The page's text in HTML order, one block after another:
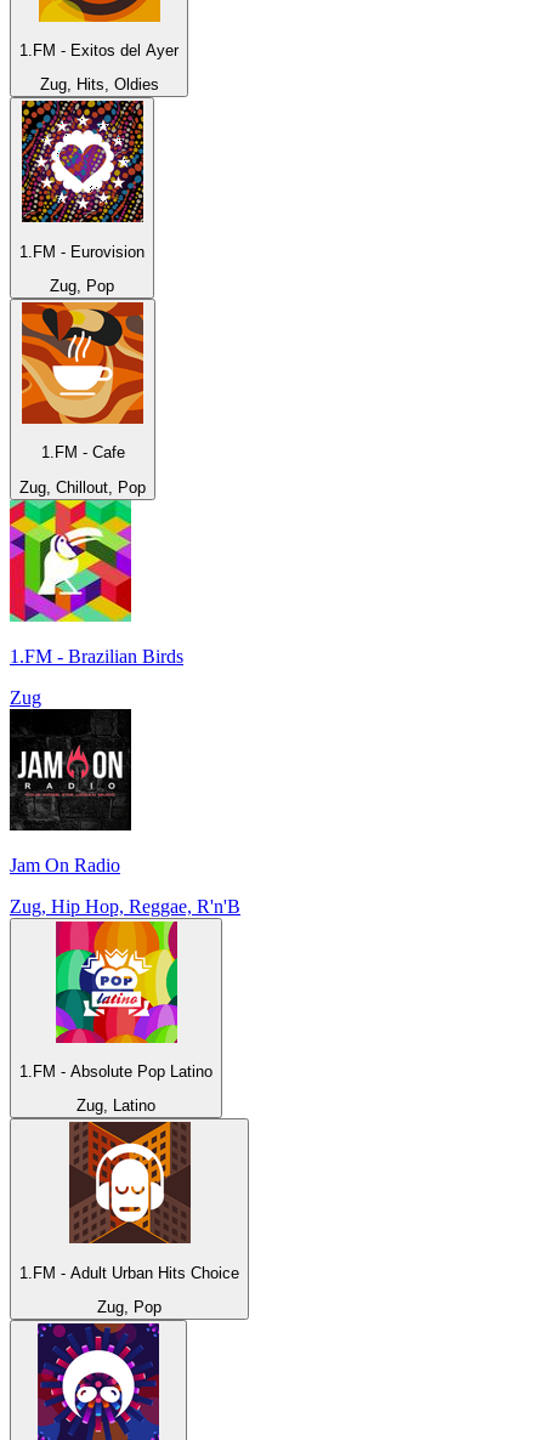
1.FM - Exitos del Ayer
Zug, Hits, Oldies
1.FM - Eurovision
Zug, Pop
1.FM - Cafe
Zug, Chillout, Pop
1.FM - Brazilian Birds
Zug
Jam On Radio
Zug, Hip Hop, Reggae, R'n'B
1.FM - Absolute Pop Latino
Zug, Latino
1.FM - Adult Urban Hits Choice
Zug, Pop